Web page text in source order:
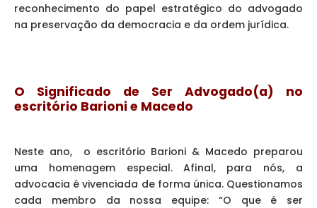
reconhecimento do papel estratégico do advogado
na preservação da democracia e da ordem jurídica.
O Significado de Ser Advogado(a) no
escritório Barioni e Macedo
Neste ano, o escritório Barioni & Macedo preparou
uma homenagem especial. Afinal, para nós, a
advocacia é vivenciada de forma única. Questionamos
cada membro da nossa equipe: “O que é ser